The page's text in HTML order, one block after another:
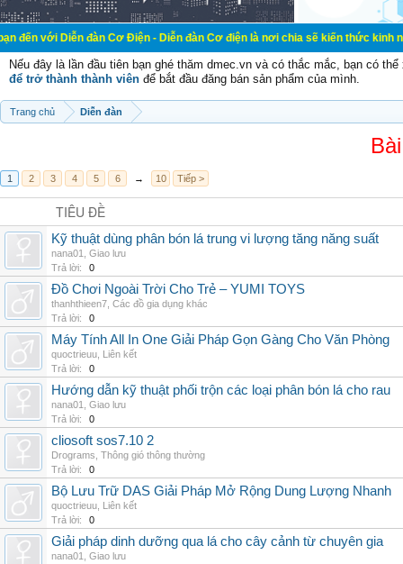
đàn Cơ Điện - Diễn đàn Cơ điện là nơi chia sẽ kiến thức kinh nghiệm
Nếu đây là lần đầu tiên bạn ghé thăm dmec.vn và có thắc mắc, bạn có
để trở thành thành viên để bắt đầu đăng bán sản phẩm của mình.
Trang chủ Diễn đàn
1 2 3 4 5 6 → 10 Tiếp >
TIÊU ĐỀ
Kỹ thuật dùng phân bón lá trung vi lượng tăng năng suất
nana01
Giao lưu
Trả lời:
0
Đồ Chơi Ngoài Trời Cho Trẻ – YUMI TOYS
thanhthieen7 Các đồ gia dụng khác
Trả lời:
0
Máy Tính All In One Giải Pháp Gọn Gàng Cho Văn Phòng
quoctrieuu Liên kết
Trả lời:
0
Hướng dẫn kỹ thuật phối trộn các loại phân bón lá cho rau
nana01
Giao lưu
Trả lời:
0
cliosoft sos7.10 2
Drograms Thông gió thông thường
Trả lời:
0
Bộ Lưu Trữ DAS Giải Pháp Mở Rộng Dung Lượng Nhanh
quoctrieuu Liên kết
Trả lời:
0
Giải pháp dinh dưỡng qua lá cho cây cảnh từ chuyên gia
nana01
Giao lưu